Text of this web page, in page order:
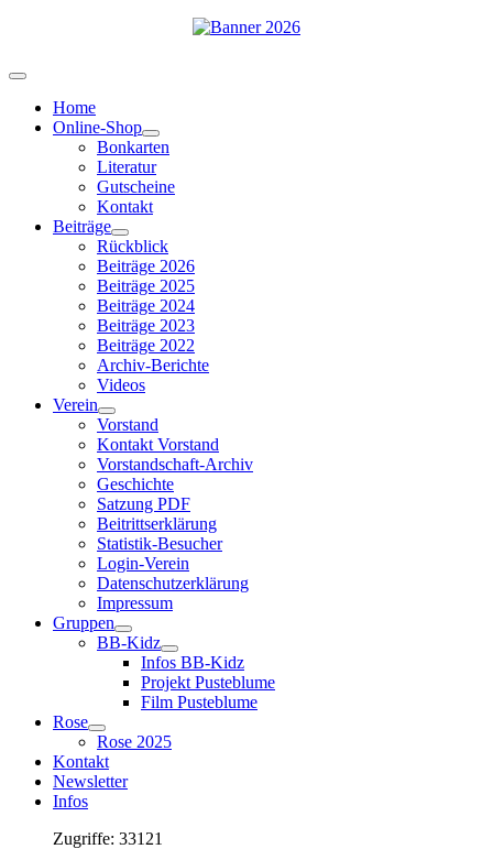
Home
Online-Shop
Bonkarten
Literatur
Gutscheine
Kontakt
Beiträge
Rückblick
Beiträge 2026
Beiträge 2025
Beiträge 2024
Beiträge 2023
Beiträge 2022
Archiv-Berichte
Videos
Verein
Vorstand
Kontakt Vorstand
Vorstandschaft-Archiv
Geschichte
Satzung PDF
Beitrittserklärung
Statistik-Besucher
Login-Verein
Datenschutzerklärung
Impressum
Gruppen
BB-Kidz
Infos BB-Kidz
Projekt Pusteblume
Film Pusteblume
Rose
Rose 2025
Kontakt
Newsletter
Infos
Zugriffe: 33121